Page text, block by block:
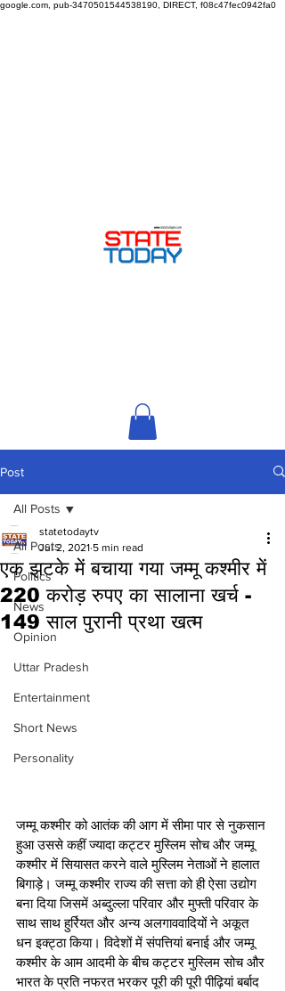
google.com, pub-3470501544538190, DIRECT, f08c47fec0942fa0
Post
All Posts
Politics
News
Opinion
Uttar Pradesh
Entertainment
Short News
Personality
All Posts
एक झटके में बचाया गया जम्मू कश्मीर में
220 करोड़ रुपए का सालाना खर्च -
149 साल पुरानी प्रथा खत्म
statetodaytv
Jul 2, 2021 5 min read
जम्मू कश्मीर को आतंक की आग में सीमा पार से नुकसान
हुआ उससे कहीं ज्यादा कट्टर मुस्लिम सोच और जम्मू
कश्मीर में सियासत करने वाले मुस्लिम नेताओं ने हालात
बिगाड़े। जम्मू कश्मीर राज्य की सत्ता को ही ऐसा उद्योग
बना दिया जिसमें अब्दुल्ला परिवार और मुफ्ती परिवार के
साथ साथ हुर्रियत और अन्य अलगाववादियों ने अकूत
धन इक्ट्ठा किया। विदेशों में संपत्तियां बनाई और जम्मू
कश्मीर के आम आदमी के बीच कट्टर मुस्लिम सोच और
भारत के प्रति नफरत भरकर पूरी की पूरी पीढ़ियां बर्बाद